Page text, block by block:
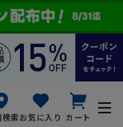
索お気に入り カート